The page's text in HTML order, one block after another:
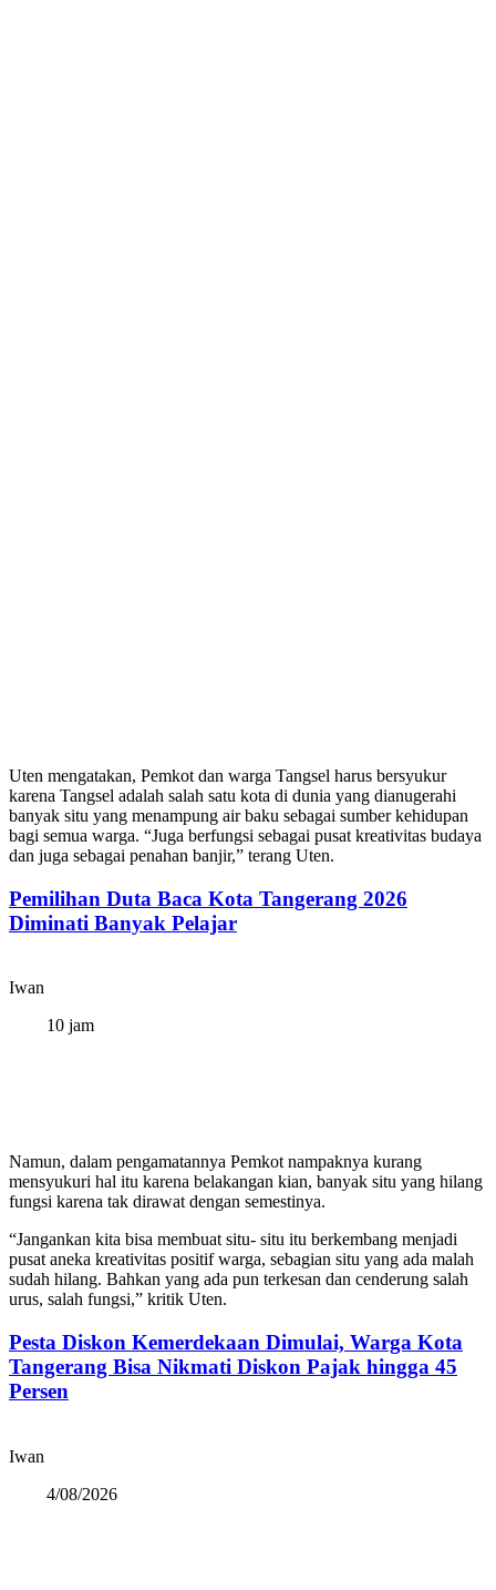
Uten mengatakan, Pemkot dan warga Tangsel harus bersyukur
karena Tangsel adalah salah satu kota di dunia yang dianugerahi
banyak situ yang menampung air baku sebagai sumber kehidupan
bagi semua warga. “Juga berfungsi sebagai pusat kreativitas budaya
dan juga sebagai penahan banjir,” terang Uten.
Pemilihan Duta Baca Kota Tangerang 2026
Diminati Banyak Pelajar
Iwan
10 jam
Namun, dalam pengamatannya Pemkot nampaknya kurang
mensyukuri hal itu karena belakangan kian, banyak situ yang hilang
fungsi karena tak dirawat dengan semestinya.
“Jangankan kita bisa membuat situ- situ itu berkembang menjadi
pusat aneka kreativitas positif warga, sebagian situ yang ada malah
sudah hilang. Bahkan yang ada pun terkesan dan cenderung salah
urus, salah fungsi,” kritik Uten.
Pesta Diskon Kemerdekaan Dimulai, Warga Kota
Tangerang Bisa Nikmati Diskon Pajak hingga 45
Persen
Iwan
4/08/2026